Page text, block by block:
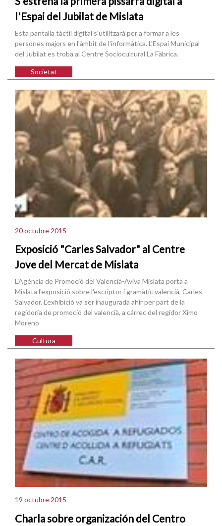
l'Espai del Jubilat de Mislata
Esta pantalla tàctil digital s'utilitzarà per a formar a les
persones majors en l'àmbit de l'informàtica. L'Espai Municipal
del Jubilat es troba al Centre Sociocultural La Fàbrica.
Societat
20 octubre 2015
Exposició "Carles Salvador" al Centre
Jove del Mercat de Mislata
L'Agència de Promoció del Valencià-Aviva Mislata porta a
Mislata l'exposició sobre l'escriptor i gramàtic valencià, Carles
Salvador. L'exhibició va ser inaugurada ahir per part de la
regidoría de promoció del valencià, a cárrec del regidor Ximo
Moreno
Cultura
19 octubre 2015
Charla sobre organización del Centro